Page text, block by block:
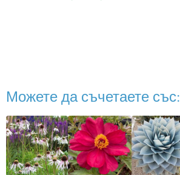
Можете да съчетаете със: